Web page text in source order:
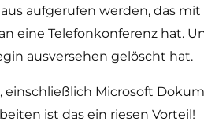
aufgerufen werden, das
eine Telefonkonferenz hat.
ausversehen gelöscht hat.
Microsoft
ist das ein riesen Vorteil!